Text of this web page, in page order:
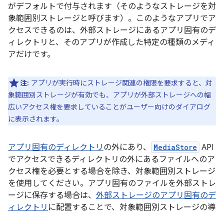
がデフォルトで付与されます（そのようなストレージを対
象範囲別ストレージ と呼びます）。このようなアプリでア
クセスできるのは、外部ストレージにあるアプリ固有のデ
ィレクトリと、そのアプリが作成した特定の種類のメディ
アだけです。
注: アプリが実行時にストレージ関連の権限を要求すると、対
象範囲別ストレージが有効でも、アプリが外部ストレージへの幅
広いアクセス権を要求していることがユーザー向けのダイアログ
に表示されます。
アプリ固有のディレクトリ の外にあり、 MediaStore API
でアクセスできるディレクトリの外にあるファイルへのア
クセス権を必要とする場合を除き、対象範囲別ストレージ
を使用してください。アプリ固有のファイルを外部ストレ
ージに保存する場合は、 外部ストレージのアプリ固有のデ
ィレクトリ に配置することで、対象範囲別ストレージの導